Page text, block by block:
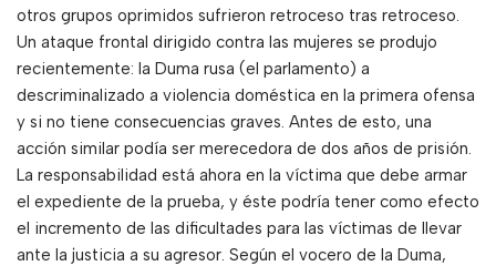
otros grupos oprimidos sufrieron retroceso tras retroceso.
Un ataque frontal dirigido contra las mujeres se produjo
recientemente: la Duma rusa (el parlamento) a
descriminalizado a violencia doméstica en la primera ofensa
y si no tiene consecuencias graves. Antes de esto, una
acción similar podía ser merecedora de dos años de prisión.
La responsabilidad está ahora en la víctima que debe armar
el expediente de la prueba, y éste podría tener como efecto
el incremento de las dificultades para las víctimas de llevar
ante la justicia a su agresor. Según el vocero de la Duma,